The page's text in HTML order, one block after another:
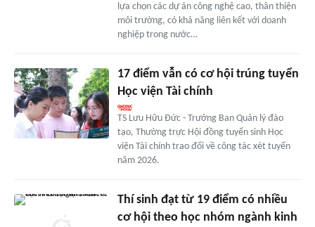
lựa chọn các dự án công nghệ cao, thân thiện
môi trường, có khả năng liên kết với doanh
nghiệp trong nước…
17 điểm vẫn có cơ hội trúng tuyển
Học viện Tài chính
TS Lưu Hữu Đức - Trưởng Ban Quản lý đào
tạo, Thường trực Hội đồng tuyển sinh Học
viện Tài chính trao đổi về công tác xét tuyển
năm 2026.
Thí sinh đạt từ 19 điểm có nhiều
cơ hội theo học nhóm ngành kinh